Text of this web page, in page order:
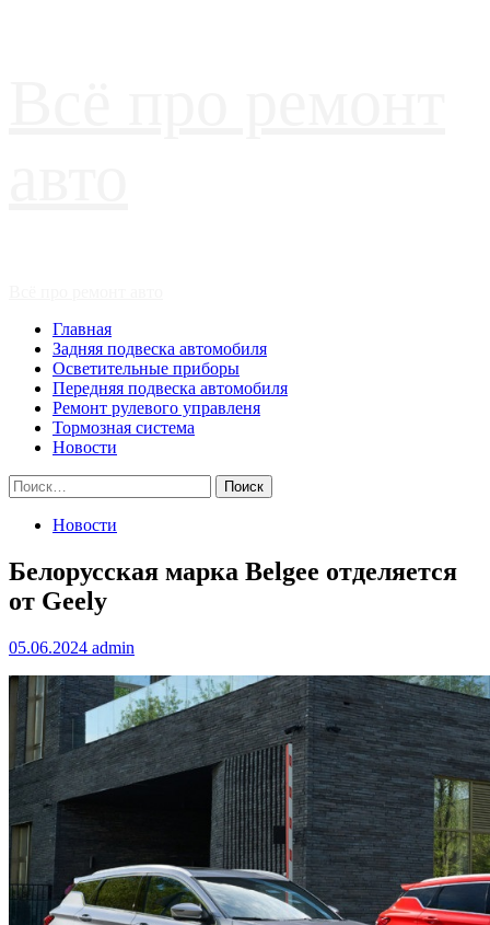
Главная
Задняя подвеска автомобиля
Осветительные приборы
Передняя подвеска автомобиля
Ремонт рулевого управленя
Тормозная система
Новости
Найти:
Новости
Белорусская марка Belgee отделяется
от Geely
05.06.2024 admin